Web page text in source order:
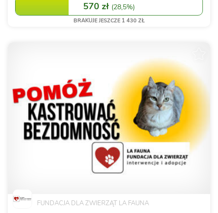
570 zł (28,5%)
BRAKUJE JESZCZE 1 430 ZŁ
FUNDACJA DLA ZWIERZĄT LA FAUNA